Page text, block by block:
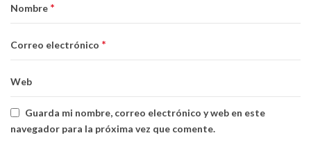
Nombre *
Correo electrónico *
Web
Guarda mi nombre, correo electrónico y web en este
navegador para la próxima vez que comente.